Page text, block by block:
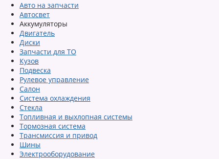
Авто на запчасти
Автосвет
Аккумуляторы
Двигатель
Диски
Запчасти для ТО
Кузов
Подвеска
Рулевое управление
Салон
Система охлаждения
Стекла
Топливная и выхлопная системы
Тормозная система
Трансмиссия и привод
Шины
Электрооборудование